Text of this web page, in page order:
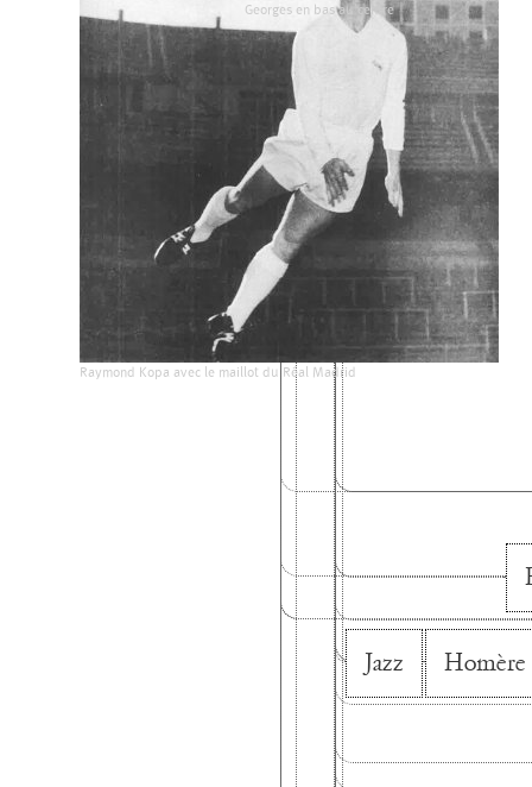
Jazz Homère
Raymond Kopa avec le maillot du Réal Madrid
Georges en bas au centre